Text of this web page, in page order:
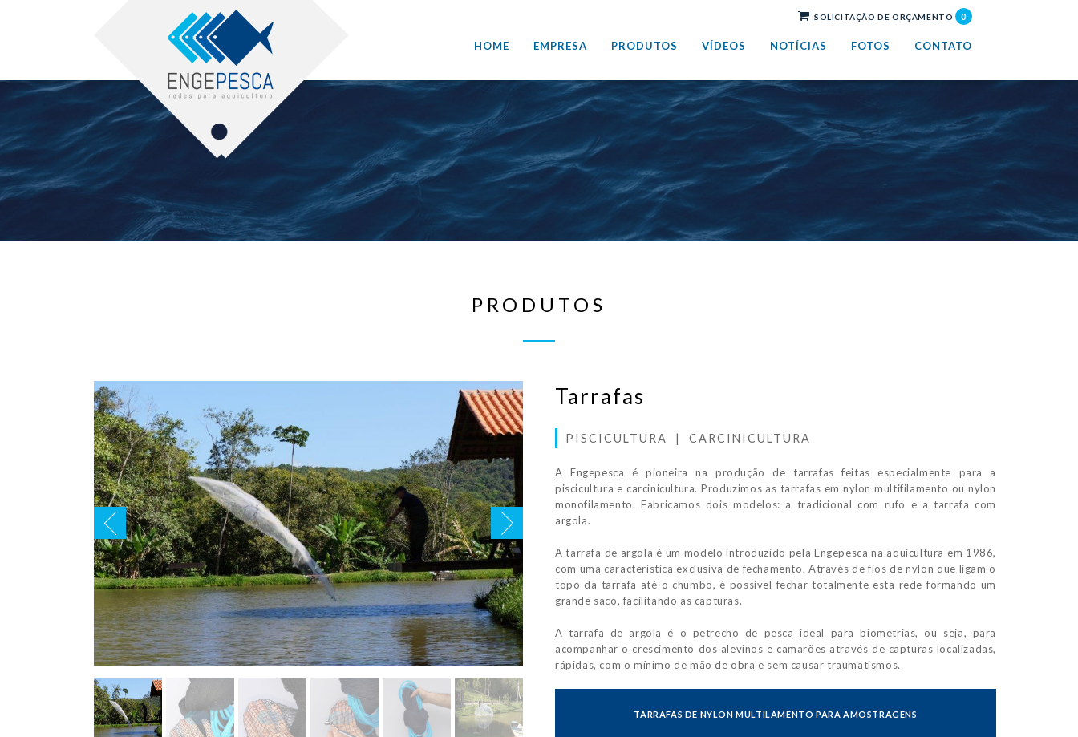
HOME EMPRESA PRODUTOS VÍDEOS NOTÍCIAS FOTOS CONTATO
SOLICITAÇÃO DE ORÇAMENTO 0
PRODUTOS
Tarrafas
PISCICULTURA | CARCINICULTURA
A Engepesca é pioneira na produção de tarrafas feitas especialmente para a
piscicultura e carcinicultura. Produzimos as tarrafas em nylon multifilamento ou nylon
monofilamento. Fabricamos dois modelos: a tradicional com rufo e a tarrafa com
argola.
A tarrafa de argola é um modelo introduzido pela Engepesca na aquicultura em 1986,
com uma característica exclusiva de fechamento. Através de fios de nylon que ligam o
topo da tarrafa até o chumbo, é possível fechar totalmente esta rede formando um
grande saco, facilitando as capturas.
A tarrafa de argola é o petrecho de pesca ideal para biometrias, ou seja, para
acompanhar o crescimento dos alevinos e camarões através de capturas localizadas,
rápidas, com o mínimo de mão de obra e sem causar traumatismos.
TARRAFAS DE NYLON MULTILAMENTO PARA AMOSTRAGENS